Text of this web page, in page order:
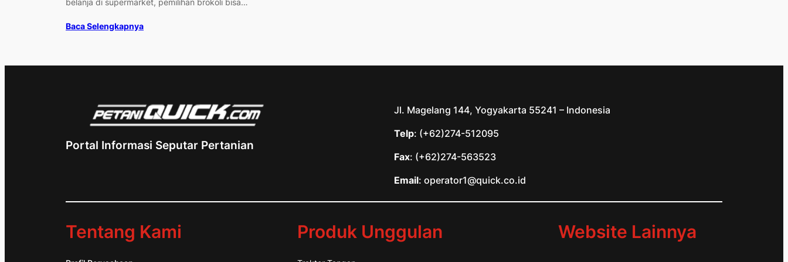
belanja di supermarket, pemilihan brokoli bisa…
Baca Selengkapnya
Portal Informasi Seputar Pertanian
Jl. Magelang 144, Yogyakarta 55241 – Indonesia
Telp: (+62)274-512095
Fax: (+62)274-563523
Email: operator1@quick.co.id
Tentang Kami Produk Unggulan Website Lainnya